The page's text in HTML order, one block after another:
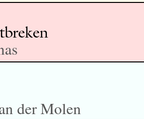
der Molen